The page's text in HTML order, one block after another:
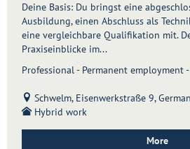
Deine Basis: Du bringst eine
Ausbildung, einen Abschluss als
eine vergleichbare Qualifikation mit.
Praxiseinblicke im...
Professional - Permanent employment
Schwelm, Eisenwerkstraße 9,
Hybrid work
More